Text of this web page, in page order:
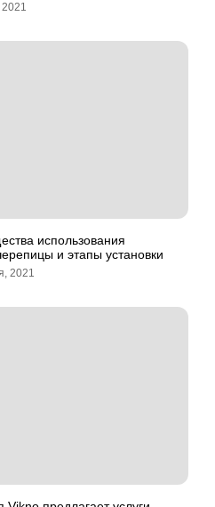
2021
использования
и этапы установки
2021